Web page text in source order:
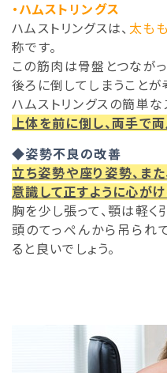
・ハムストリングス
ハムストリングスは、 太も
称です。
この筋肉は骨盤とつなが
後ろに倒してしまうことが
ハムストリングスの簡単な
上体を前に倒し、両手で
◆姿勢不良の改善
立ち姿勢や座り姿勢、ま
意識して正すように心がけ
胸を少し張って、顎は軽く
頭のてっぺんから吊られ
ると良いでしょう。